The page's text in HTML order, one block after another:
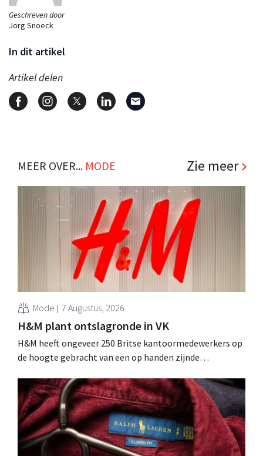
Geschreven door
Jorg Snoeck
In dit artikel
Artikel delen
MEER OVER... MODE Zie meer
Mode 7 Augustus, 2026
H&M plant ontslagronde in VK
H&M heeft ongeveer 250 Britse kantoormedewerkers op
de hoogte gebracht van een op handen zijnde
sanering volgt op eerdere ingrepen in Nederland, België
en Spanje waarbij al honderden jobs verloren gingen.